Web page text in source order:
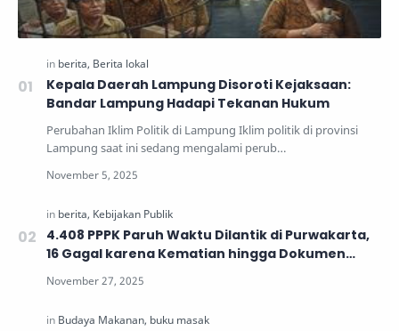
Kepala Daerah Lampung Disoroti Kejaksaan:
Bandar Lampung Hadapi Tekanan Hukum
Perubahan Iklim Politik di Lampung Iklim politik di provinsi
Lampung saat ini sedang mengalami perub…
4.408 PPPK Paruh Waktu Dilantik di Purwakarta,
16 Gagal karena Kematian hingga Dokumen
Tidak Lengkap